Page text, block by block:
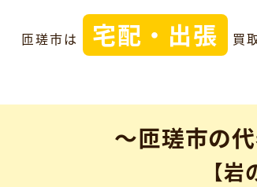
匝瑳市は 宅配・出張 買
～匝瑳市の
【岩